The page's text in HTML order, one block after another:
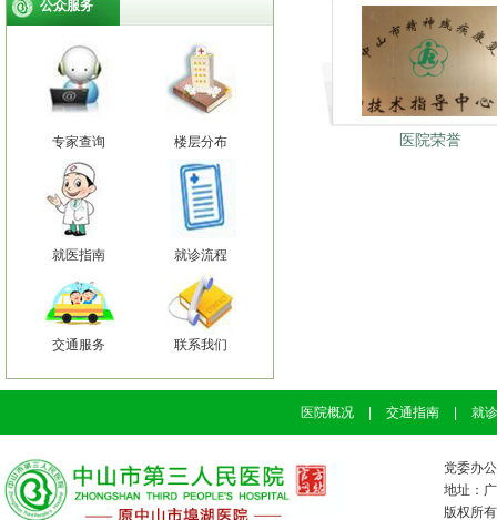
公众服务
专家查询 楼层分布
就医指南 就诊流程
交通服务 联系我们
医院荣誉
医院概况 交通指南 就
党委办
地址：
版权所